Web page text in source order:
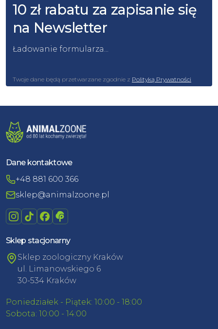
10 zł rabatu za zapisanie się
na Newsletter
Ładowanie formularza...
Twoje dane będą przetwarzane zgodnie z Polityką Prywatności
Dane kontaktowe
+48 881 600 366
sklep@animalzoone.pl
Sklep stacjonarny
Sklep zoologiczny Kraków
ul. Limanowskiego 6
30-534 Kraków
Poniedziałek - Piątek: 10:00 - 18:00
Sobota: 10:00 - 14:00